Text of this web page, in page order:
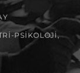
PSIKOLOJI,